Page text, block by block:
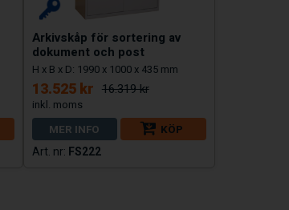
Arkivskåp för sortering av
dokument och post
H x B x D: 1990 x 1000 x 435 mm
13.525 kr 16.319 kr
MER INFO
KÖP
FS222